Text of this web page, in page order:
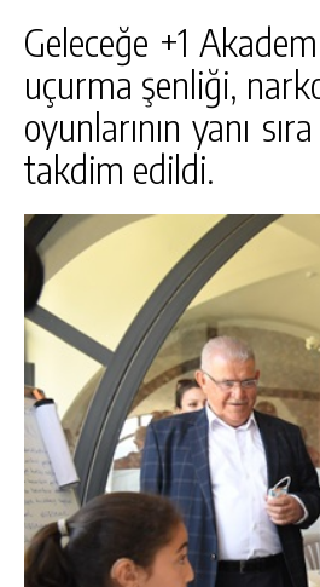
Geleceğe +1
uçurma şenliği,
oyunlarının yanı
takdim edildi.